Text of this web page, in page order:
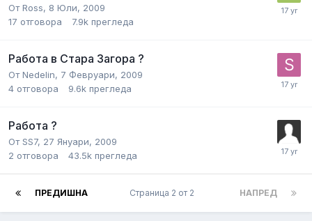
ОтRoss, 8 Юли, 2009
17 отговора 7.9k прегледа
Работа в Стара Загора ?
ОтNedelin, 7 Февруари, 2009
4 отговора 9.6k прегледа
Работа ?
ОтSS7, 27 Януари, 2009
2 отговора 43.5k прегледа
ПРЕДИШНА НАПРЕД
Страница 2 от 2